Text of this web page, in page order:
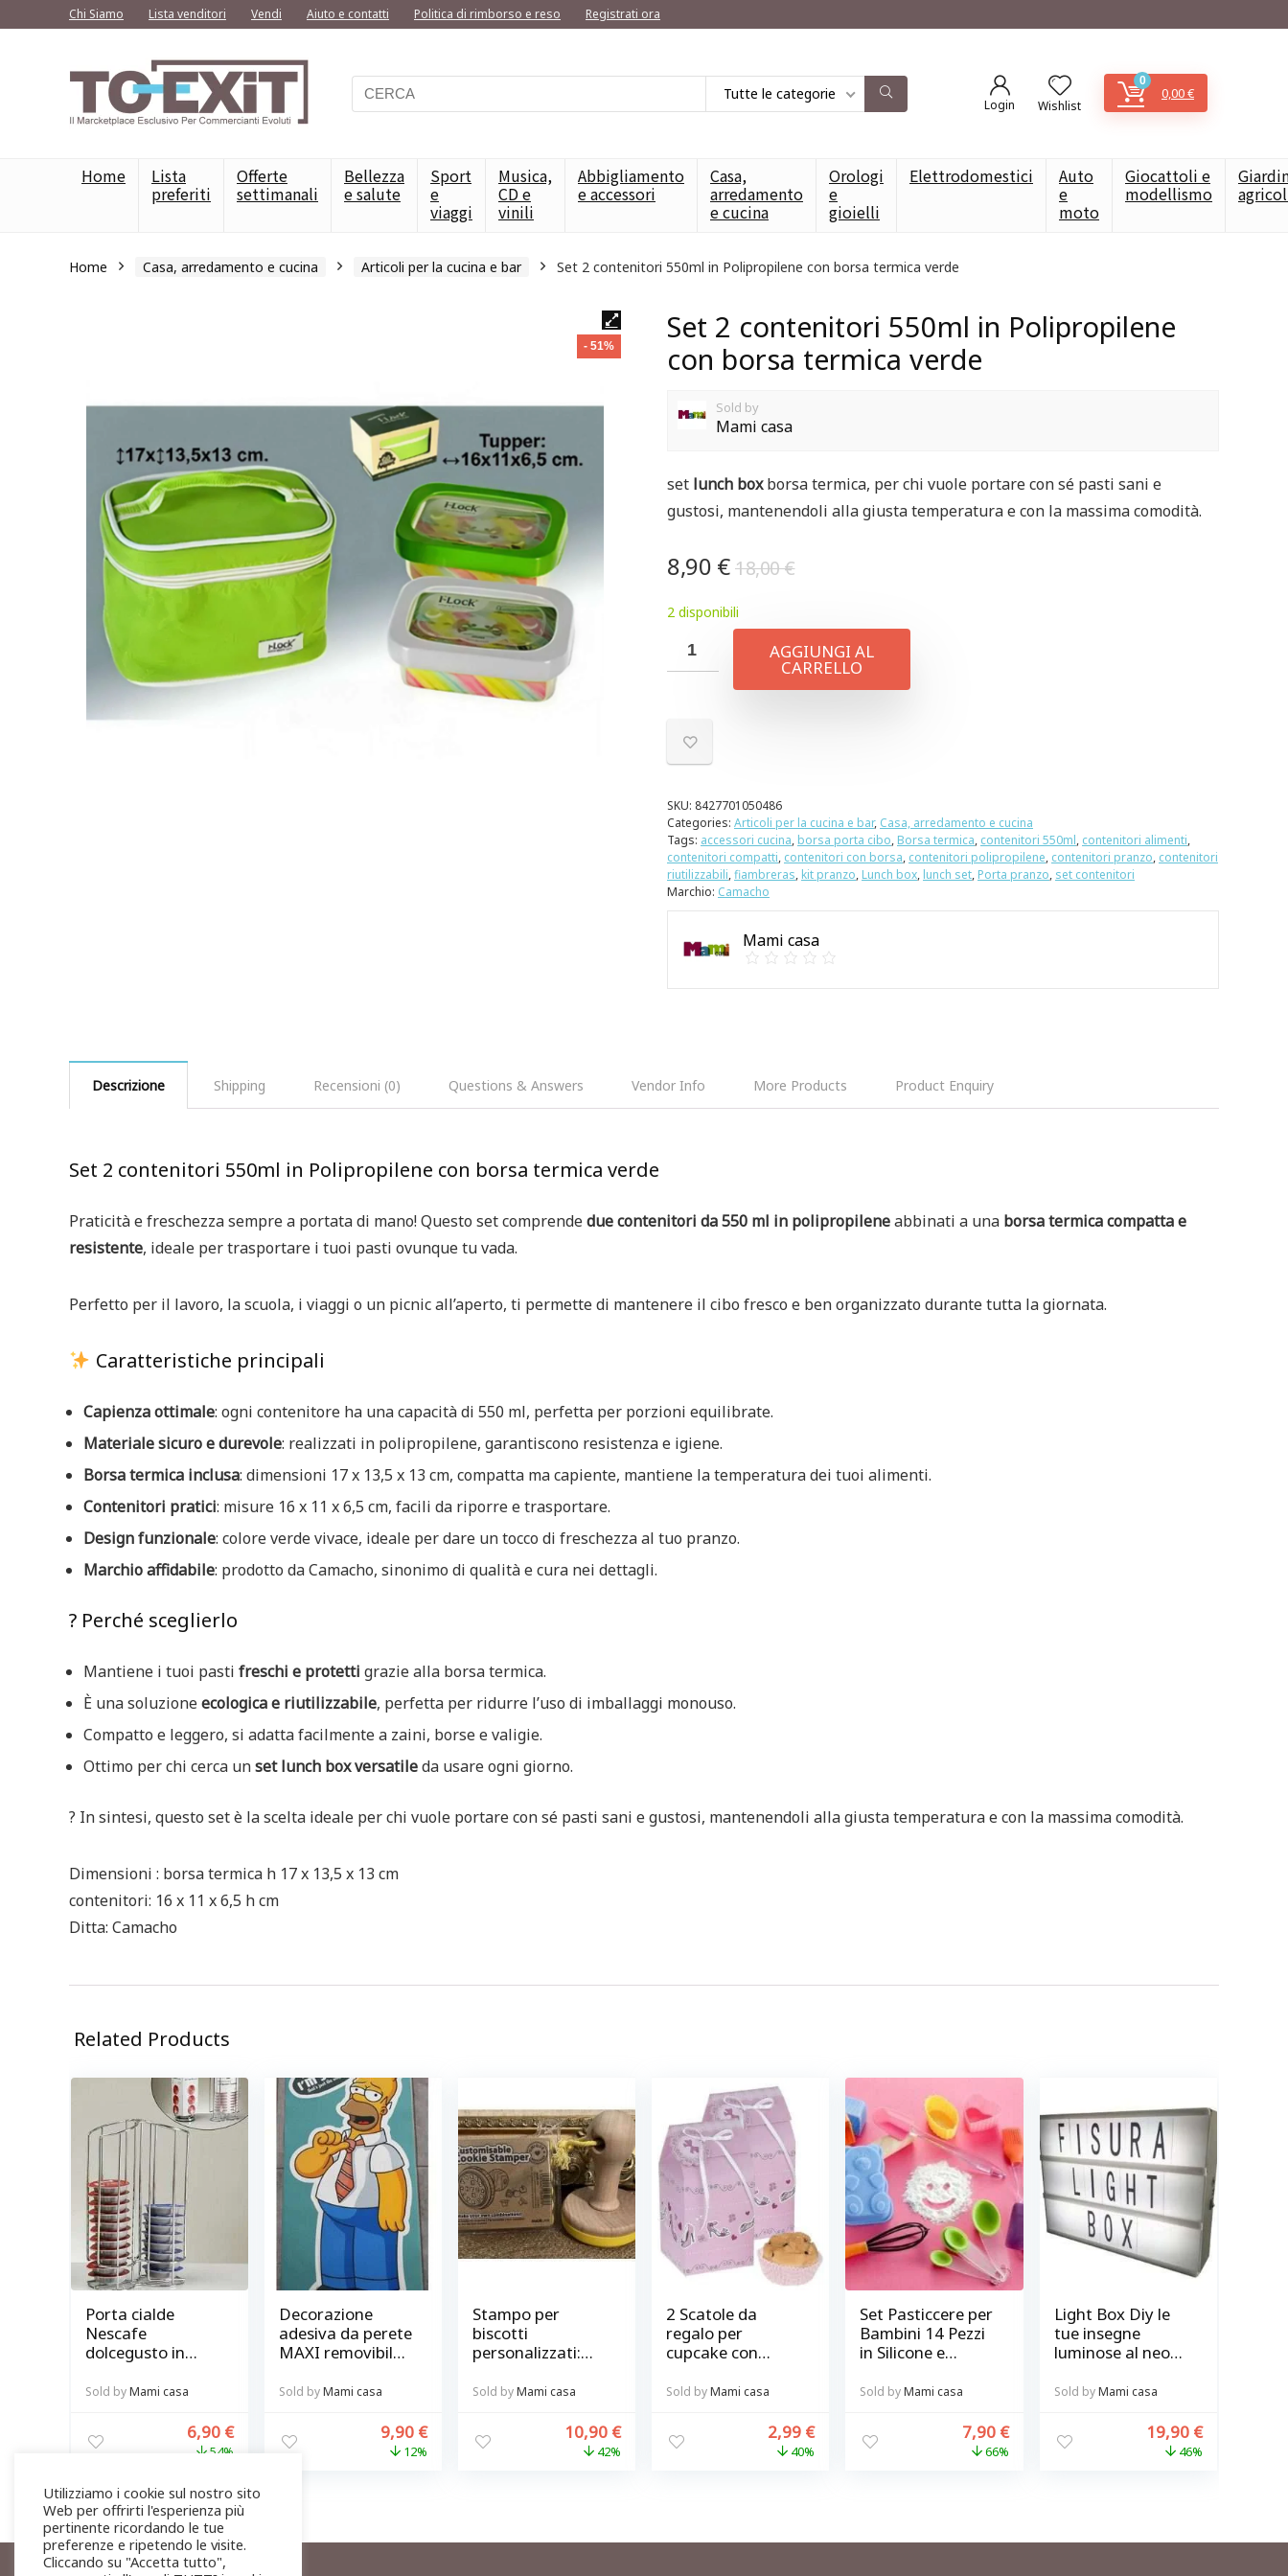
Chi Siamo Lista venditori Vendi Aiuto e contatti Politica di rimborso e reso Registrati ora
Tutte le categorie
Login Wishlist
0
0,00€
Home Lista
preferiti
Offerte
settimanali
Bellezza
e salute
Sport
e
viaggi
Musica,
CD e
vinili
Abbigliamento
e accessori
Casa,
arredamento
e cucina
Orologi
e
gioielli
Elettrodomestici Auto
e
moto
Giocattoli e
modellismo
Home Casa, arredamento e cucina Articoli per la cucina e bar Set 2 contenitori 550ml in Polipropilene con borsa termica verde
- 51%
Set 2 contenitori 550ml in Polipropilene
con borsa termica verde
Sold by
Mami casa
set lunch boxborsa termica, per chi vuole portare con sé pasti sani e
gustosi, mantenendoli alla giusta temperatura e con la massima comodità.
18,00€
8,90 €
2 disponibili
AGGIUNGI AL
CARRELLO
SKU: 8427701050486
Categories: Articoli per la cucina e bar, Casa, arredamento e cucina
Tags: accessori cucina, borsa porta cibo, Borsa termica, contenitori 550ml, contenitori alimenti,
contenitori compatti, contenitori con borsa, contenitori polipropilene, contenitori pranzo, contenitori
riutilizzabili,fiambreras, kit pranzo, Lunch box, lunch set, Porta pranzo, set contenitori
Marchio: Camacho
Mami casa
Descrizione Shipping Recensioni (0) Questions & Answers Vendor Info More Products Product Enquiry
Set 2 contenitori 550ml in Polipropilene con borsa termica verde
Praticità e freschezza sempre a portata di mano! Questo set comprendedue contenitori da 550 ml in polipropileneabbinati a una borsa termica compatta e
resistente, ideale per trasportare i tuoi pasti ovunque tu vada.
Perfetto per il lavoro, la scuola, i viaggi o un picnic all’aperto, ti permette di mantenere il cibo fresco e ben organizzato durante tutta la giornata.
Caratteristiche principali
Capienza ottimale: ogni contenitore ha una capacità di 550 ml, perfetta per porzioni equilibrate.
Materiale sicuro e durevole: realizzati in polipropilene, garantiscono resistenza e igiene.
Borsa termica inclusa: dimensioni 17 x 13,5 x 13 cm, compatta ma capiente, mantiene la temperatura dei tuoi alimenti.
Contenitori pratici: misure 16 x 11 x 6,5 cm, facili da riporre e trasportare.
Design funzionale: colore verde vivace, ideale per dare un tocco di freschezza al tuo pranzo.
Marchio affidabile: prodotto da Camacho, sinonimo di qualità e cura nei dettagli.
? Perché sceglierlo
Mantiene i tuoi pasti freschi e protetti grazie alla borsa termica.
È una soluzioneecologica e riutilizzabile, perfetta per ridurre l’uso di imballaggi monouso.
Compatto e leggero, si adatta facilmente a zaini, borse e valigie.
Ottimo per chi cerca unset lunch box versatileda usare ogni giorno.
? In sintesi, questo set è la scelta ideale per chi vuole portare con sé pasti sani e gustosi, mantenendoli alla giusta temperatura e con la massima comodità.
Dimensioni : borsa termica h 17 x 13,5 x 13 cm
contenitori: 16 x 11 x 6,5 h cm
Ditta: Camacho
Related Products
Porta cialde
Nescafe
dolcegusto in
caffè 32 pz
Sold by Mami casa
6,90 €
54%
Decorazione
adesiva da perete
MAXI removibile
cameretta
Sold byMami casa
9,90 €
12%
Stampo per
biscotti
personalizzati:
con il tuo
Sold byMami casa
10,90 €
42%
2 Scatole da
regalo per
cupcake con
targhettina
Sold byMami casa
2,99 €
40%
Set Pasticcere per
Bambini 14 Pezzi
in Silicone e
Sold byMami casa
7,90 €
66%
Light Box Diy le
tue insegne
luminose al neon
Sold by Mami casa
19,90 €
46%
Utilizziamo i cookie sul nostro sito
Web per offrirti l'esperienza più
pertinente ricordando le tue
preferenze e ripetendo le visite.
Cliccando su "Accetta tutto",